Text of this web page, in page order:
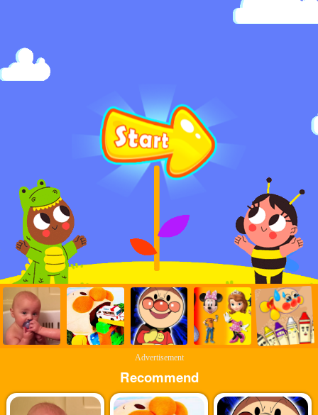
Advertisement
Recommend